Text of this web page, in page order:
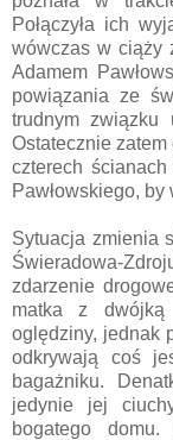
Połączyła ich
wówczas w ciąży
Adamem
powiązania ze
trudnym związku
Ostatecznie zatem
czterech
Pawłowskiego,
Sytuacja zmienia
Świeradowa-
zdarzenie
matka z
oględziny, jednak
odkrywają coś
bagażniku.
jedynie jej
bogatego